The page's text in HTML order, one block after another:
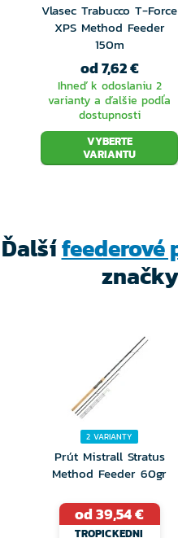
Vlasec Trabucco T-Force
XPS Method Feeder
150m
od 7,62 €
Ihneď k odoslaniu 2
varianty a ďalšie podľa
dostupnosti
VYBERTE
VARIANTU
Ďalšífeederové
značky
2 VARIANTY
Prút Mistrall Stratus
Method Feeder 60gr
od 39,54 €
TROPICKEDNI